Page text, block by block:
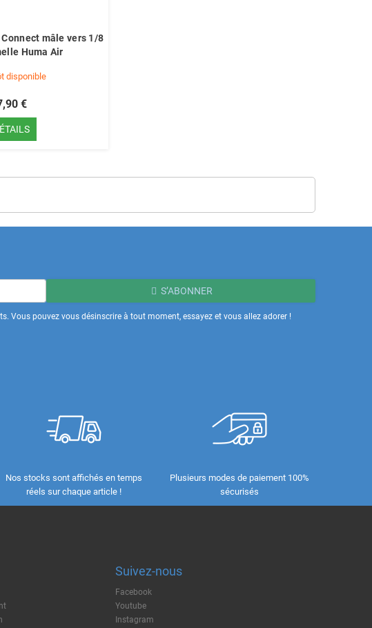
mâle vers 1/8
Huma Air
disponible
€
S’ABONNER
Vous pouvez vous désinscrire à tout moment, essayez et vous allez adorer !
Nos stocks sont affichés en temps
réels sur chaque article !
Plusieurs modes de paiement 100%
sécurisés
Suivez-nous
Facebook
Youtube
Instagram